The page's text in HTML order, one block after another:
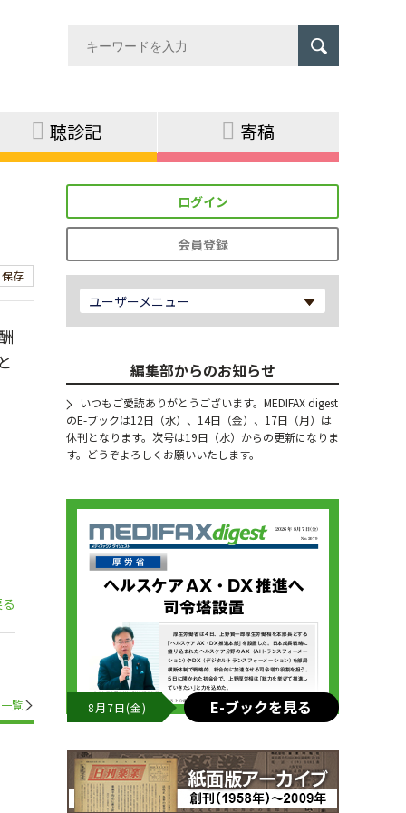
聴診記 寄稿
保存
一覧
ログイン
会員登録
ユーザーメニュー
編集部からのお知らせ
いつもご愛読ありがとうございます。MEDIFAX digest
のE-ブックは12日（水）、14日（金）、17日（月）は
休刊となります。次号は19日（水）からの更新になりま
す。どうぞよろしくお願いいたします。
8月7日(金) E-ブックを見る